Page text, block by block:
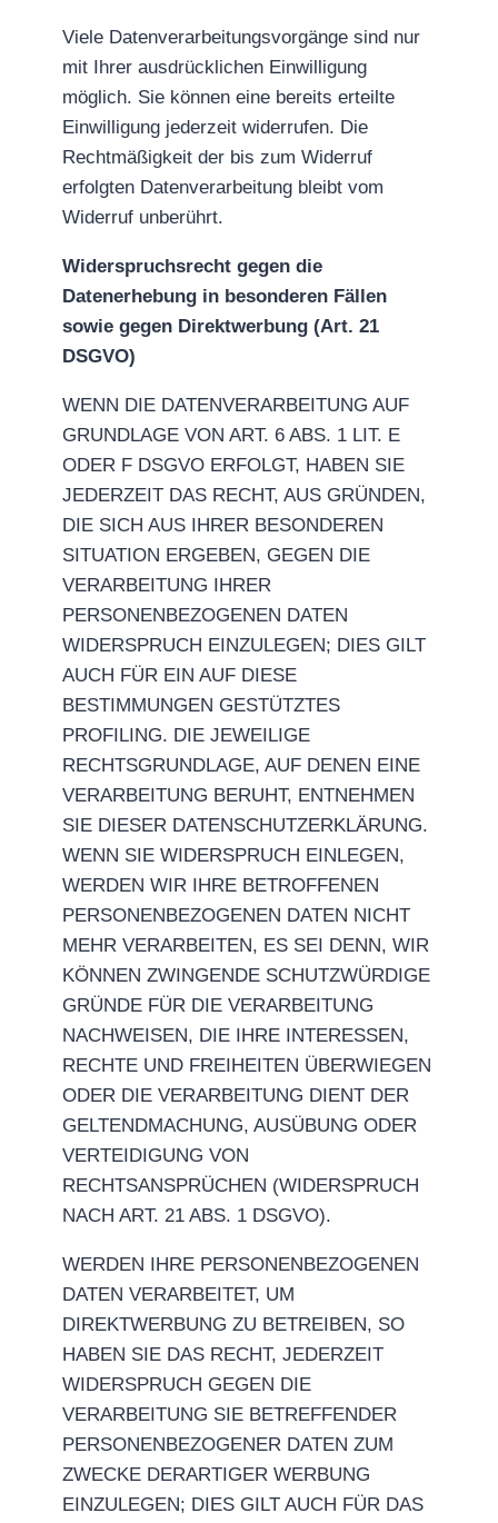
Viele Datenverarbeitungsvorgänge sind nur
mit Ihrer ausdrücklichen Einwilligung
möglich. Sie können eine bereits erteilte
Einwilligung jederzeit widerrufen. Die
Rechtmäßigkeit der bis zum Widerruf
erfolgten Datenverarbeitung bleibt vom
Widerruf unberührt.
Widerspruchsrecht gegen die
Datenerhebung in besonderen Fällen
sowie gegen Direktwerbung (Art. 21
DSGVO)
WENN DIE DATENVERARBEITUNG AUF
GRUNDLAGE VON ART. 6 ABS. 1 LIT. E
ODER F DSGVO ERFOLGT, HABEN SIE
JEDERZEIT DAS RECHT, AUS GRÜNDEN,
DIE SICH AUS IHRER BESONDEREN
SITUATION ERGEBEN, GEGEN DIE
VERARBEITUNG IHRER
PERSONENBEZOGENEN DATEN
WIDERSPRUCH EINZULEGEN; DIES GILT
AUCH FÜR EIN AUF DIESE
BESTIMMUNGEN GESTÜTZTES
PROFILING. DIE JEWEILIGE
RECHTSGRUNDLAGE, AUF DENEN EINE
VERARBEITUNG BERUHT, ENTNEHMEN
SIE DIESER DATENSCHUTZERKLÄRUNG.
WENN SIE WIDERSPRUCH EINLEGEN,
WERDEN WIR IHRE BETROFFENEN
PERSONENBEZOGENEN DATEN NICHT
MEHR VERARBEITEN, ES SEI DENN, WIR
KÖNNEN ZWINGENDE SCHUTZWÜRDIGE
GRÜNDE FÜR DIE VERARBEITUNG
NACHWEISEN, DIE IHRE INTERESSEN,
RECHTE UND FREIHEITEN ÜBERWIEGEN
ODER DIE VERARBEITUNG DIENT DER
GELTENDMACHUNG, AUSÜBUNG ODER
VERTEIDIGUNG VON
RECHTSANSPRÜCHEN (WIDERSPRUCH
NACH ART. 21 ABS. 1 DSGVO).
WERDEN IHRE PERSONENBEZOGENEN
DATEN VERARBEITET, UM
DIREKTWERBUNG ZU BETREIBEN, SO
HABEN SIE DAS RECHT, JEDERZEIT
WIDERSPRUCH GEGEN DIE
VERARBEITUNG SIE BETREFFENDER
PERSONENBEZOGENER DATEN ZUM
ZWECKE DERARTIGER WERBUNG
EINZULEGEN; DIES GILT AUCH FÜR DAS